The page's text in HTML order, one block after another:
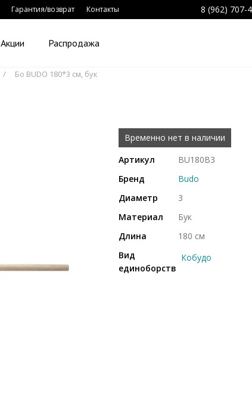
Гарантия/возврат Контакты 8 (962) 707-
Акции Распродажа
Бо BUDO 180*3 см, бук
Временно нет в наличии
Артикул
BU180B3
Бренд
Budo
Диаметр
3
Материал
Бук
Длина
180 см
Вид
единоборств
Кобудо